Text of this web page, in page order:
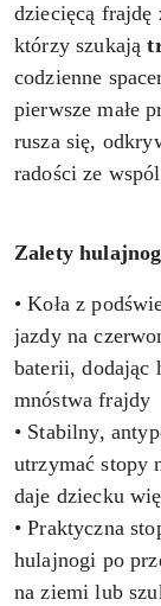
dziecięcą
którzy szukają
codzienne
pierwsze małe
rusza się,
radości ze
Zalety
• Koła z
jazdy na
baterii, dodając
mnóstwa frajdy
• Stabilny,
utrzymać stopy
daje dziecku
• Praktyczna
hulajnogi po
na ziemi lub